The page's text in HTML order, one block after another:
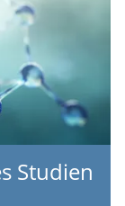
Studien